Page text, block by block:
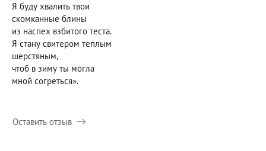
Я буду хвалить твои
скомканные блины
из наспех взбитого теста.
Я стану свитером теплым
шерстяным,
чтоб в зиму ты могла
мной согреться».
Оставить отзыв